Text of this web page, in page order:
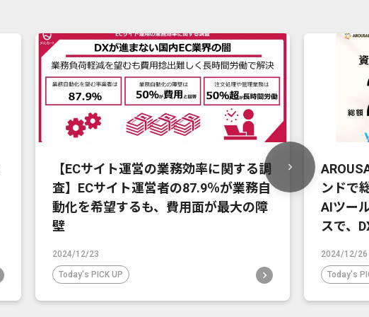
【ECサイト運営の業務効率に関する調
査】ECサイト運営者の87.9％が業務自
動化を希望するも、費用面が最大の障
壁
2024/12/23
Today's PICK UP
ンドで
AIツー
スで、
2024/12/26
Today's